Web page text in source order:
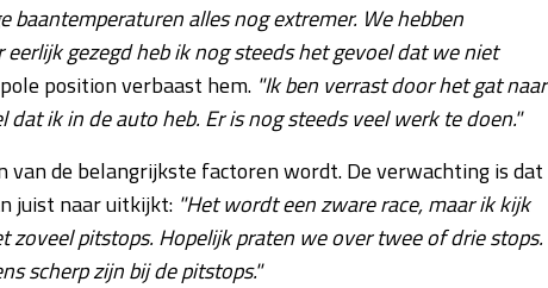
alles nog extremer. We hebben
gezegd heb ik nog steeds het gevoel dat we niet
position verbaast hem. "Ik ben verrast door het gat naar
ik in de auto heb. Er is nog steeds veel werk te doen."
de belangrijkste factoren wordt. De verwachting is dat
juist naar uitkijkt: "Het wordt een zware race, maar ik kijk
pitstops. Hopelijk praten we over twee of drie stops.
scherp zijn bij de pitstops."